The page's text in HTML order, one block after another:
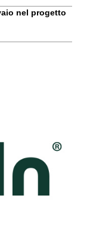
nel progetto